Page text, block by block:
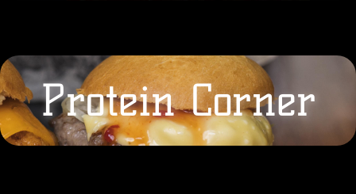
Protein Corner